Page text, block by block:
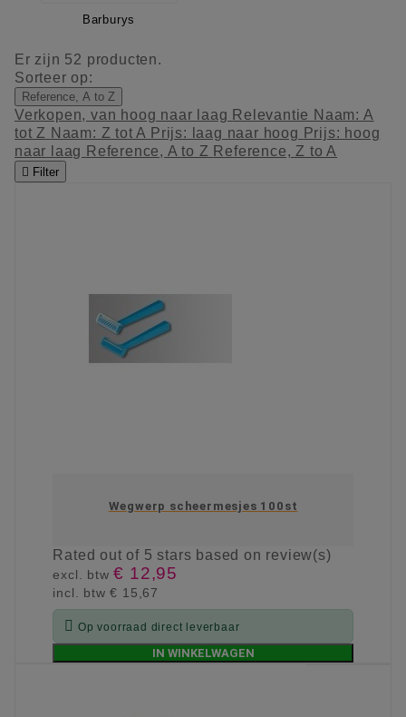
Barburys
Er zijn 52 producten.
Sorteer op:
Reference, A to Z
Verkopen, van hoog naar laag Relevantie Naam: A
tot Z Naam: Z tot A Prijs: laag naar hoog Prijs: hoog
naar laag Reference, A to Z Reference, Z to A
 Filter
Wegwerp scheermesjes 100st
Ratedout of 5 stars based on review(s)
excl. btw€ 12,95
incl. btw€ 15,67
 Op voorraad direct leverbaar
IN WINKELWAGEN